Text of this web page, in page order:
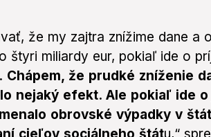
že my zajtra znížime dane a
štyri miliardy eur, pokiaľ ide o
Chápem, že prudké zníženie
nejaký efekt. Ale pokiaľ ide
obrovské výpadky v